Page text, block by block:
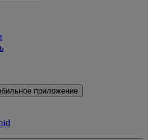
приложение